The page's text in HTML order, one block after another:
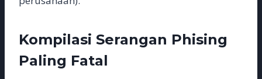
Kompilasi Serangan Phising
Paling Fatal